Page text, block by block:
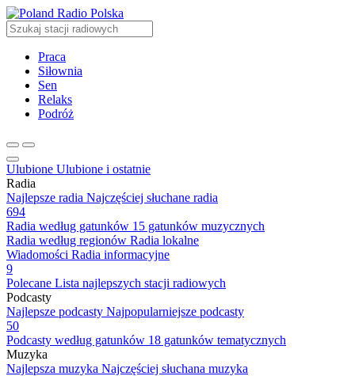
Radio Polska
Praca
Siłownia
Sen
Relaks
Podróż
Ulubione Ulubione i ostatnie
Radia
Najlepsze radia Najczęściej słuchane radia
694
Radia według gatunków 15 gatunków muzycznych
Radia według regionów Radia lokalne
Wiadomości Radia informacyjne
9
Polecane Lista najlepszych stacji radiowych
Podcasty
Najlepsze podcasty Najpopularniejsze podcasty
50
Podcasty według gatunków 18 gatunków tematycznych
Muzyka
Najlepsza muzyka Najczęściej słuchana muzyka